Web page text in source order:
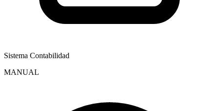
Sistema Contabilidad
MANUAL